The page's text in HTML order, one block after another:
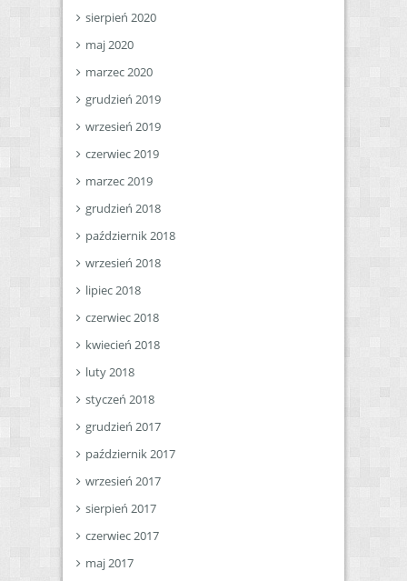
sierpień 2020
maj 2020
marzec 2020
grudzień 2019
wrzesień 2019
czerwiec 2019
marzec 2019
grudzień 2018
październik 2018
wrzesień 2018
lipiec 2018
czerwiec 2018
kwiecień 2018
luty 2018
styczeń 2018
grudzień 2017
październik 2017
wrzesień 2017
sierpień 2017
czerwiec 2017
maj 2017